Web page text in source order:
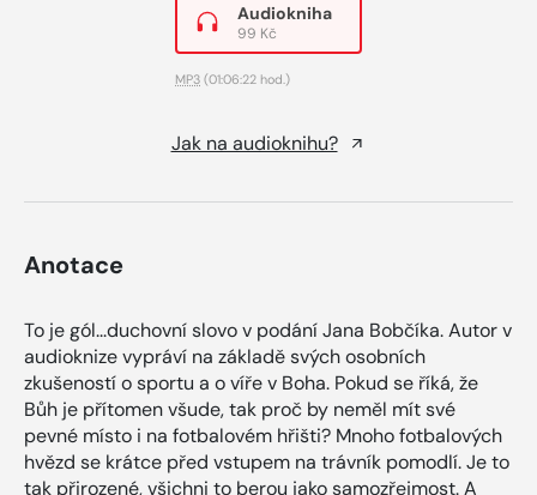
Audiokniha
99 Kč
MP3 (01:06:22 hod.)
Jak na audioknihu?
Anotace
To je gól...duchovní slovo v podání Jana Bobčíka. Autor v
audioknize vypráví na základě svých osobních
zkušeností o sportu a o víře v Boha. Pokud se říká, že
Bůh je přítomen všude, tak proč by neměl mít své
pevné místo i na fotbalovém hřišti? Mnoho fotbalových
hvězd se krátce před vstupem na trávník pomodlí. Je to
tak přirozené, všichni to berou jako samozřejmost. A